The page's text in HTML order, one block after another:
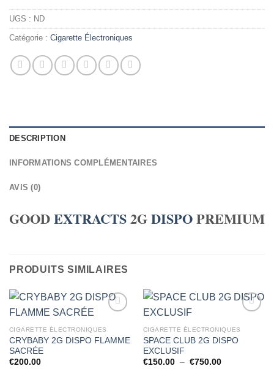
UGS : ND
Catégorie : Cigarette Électroniques
DESCRIPTION
INFORMATIONS COMPLÉMENTAIRES
AVIS (0)
GOODEXTRACTS2GDISPOPREMIUM
PRODUITS SIMILAIRES
CIGARETTE ÉLECTRONIQUES
CRYBABY 2G DISPO FLAMME
SACRÉE
€200.00
CIGARETTE ÉLECTRONIQUES
SPACE CLUB 2G DISPO
EXCLUSIF
€150.00 – €750.00Plage